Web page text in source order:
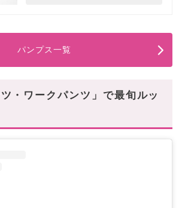
パンプス一覧
ツ・ワークパンツ」で最旬ルッ